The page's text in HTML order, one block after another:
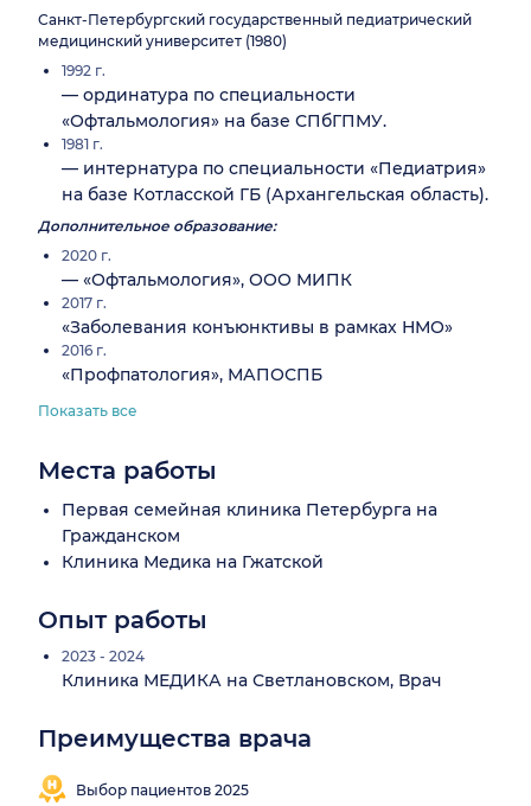
Санкт-Петербургский государственный педиатрический
медицинский университет (1980)
1992 г.
— ординатура по специальности
«Офтальмология» на базе СПбГПМУ.
1981 г.
— интернатура по специальности «Педиатрия»
на базе Котласской ГБ (Архангельская область).
Дополнительное образование:
2020 г.
— «Офтальмология», ООО МИПК
2017 г.
«Заболевания конъюнктивы в рамках НМО»
2016 г.
«Профпатология», МАПОСПБ
Показать все
Места работы
Первая семейная клиника Петербурга на
Гражданском
Клиника Медика на Гжатской
Опыт работы
2023 - 2024
Клиника МЕДИКА на Светлановском, Врач
Преимущества врача
Выбор пациентов 2025